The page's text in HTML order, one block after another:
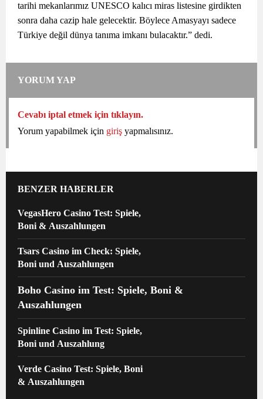
tarihi mekanlarımız UNESCO kalıcı miras listesine girdikten
sonra daha cazip hale gelecektir. Böylece Amasyayı sadece
Türkiye değil dünya tanıma imkanı bulacaktır.” dedi.
YORUM YAP
Cevabı iptal etmek için tıklayın.
Yorum yapabilmek için giriş yapmalısınız.
BENZER HABERLER
VegasHero Casino Test: Spiele,
Boni & Auszahlungen
Tsars Casino im Check: Spiele,
Boni und Auszahlungen
Boho Casino im Test: Spiele, Boni &
Auszahlungen
Spinline Casino im Test: Spiele,
Boni und Auszahlung
Verde Casino Test: Spiele, Boni
& Auszahlungen